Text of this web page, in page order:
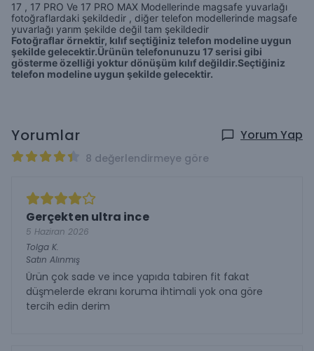
17 , 17 PRO Ve 17 PRO MAX Modellerinde magsafe yuvarlağı
fotoğraflardaki şekildedir , diğer telefon modellerinde magsafe
yuvarlağı yarım şekilde değil tam şekildedir
Fotoğraflar örnektir, kılıf seçtiğiniz telefon modeline uygun
şekilde gelecektir.Ürünün telefonunuzu 17 serisi gibi
gösterme özelliği yoktur dönüşüm kılıf değildir.Seçtiğiniz
telefon modeline uygun şekilde gelecektir.
Yorumlar Yorum Yap
8 değerlendirmeye göre
Gerçekten ultra ince
5 Haziran 2026
Tolga K.
Satın Alınmış
Ürün çok sade ve ince yapıda tabiren fit fakat
düşmelerde ekranı koruma ihtimali yok ona göre
tercih edin derim